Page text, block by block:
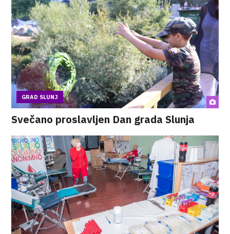
GRAD SLUNJ
Svečano proslavljen Dan grada Slunja